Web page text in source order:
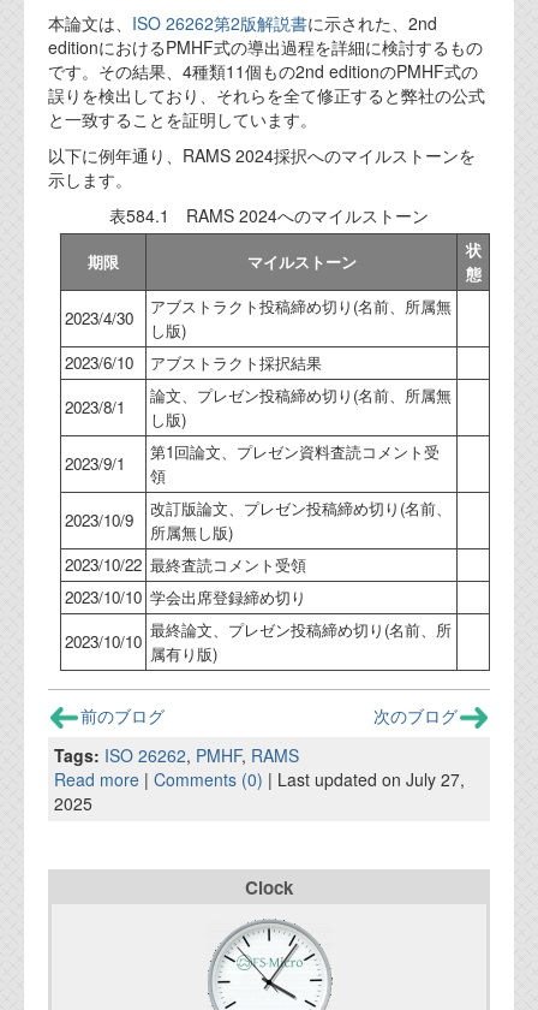
本論文は、 ISO 26262第2版解説書に示された、2nd
editionにおけるPMHF式の導出過程を詳細に検討するもの
です。その結果、4種類11個もの2nd editionのPMHF式の
誤りを検出しており、それらを全て修正すると弊社の公式
と一致することを証明しています。
以下に例年通り、RAMS 2024採択へのマイルストーンを
示します。
表584.1 RAMS 2024へのマイルストーン
期限 マイルストーン
状
態
2023/4/30
アブストラクト投稿締め切り(名前、所属無
し版)
2023/6/10
アブストラクト採択結果
2023/8/1
論文、プレゼン投稿締め切り(名前、所属無
し版)
2023/9/1
第1回論文、プレゼン資料査読コメント受
領
2023/10/9
改訂版論文、プレゼン投稿締め切り(名前、
所属無し版)
2023/10/22 最終査読コメント受領
2023/10/10 学会出席登録締め切り
2023/10/10
最終論文、プレゼン投稿締め切り(名前、所
属有り版)
前のブログ
次のブログ
Tags: ISO 26262, PMHF, RAMS
Read more | Comments (0) | Last updated on July 27,
2025
Clock